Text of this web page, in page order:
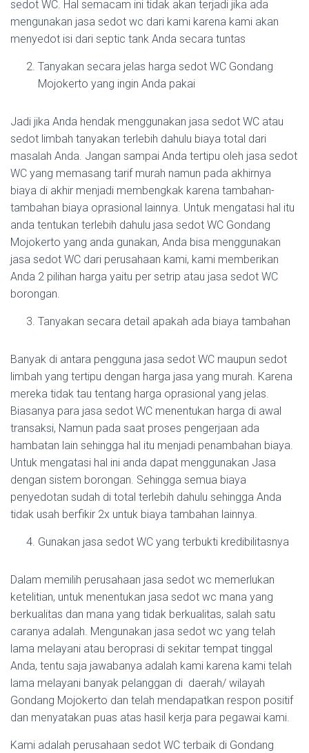
sedot WC. Hal semacam ini tidak akan terjadi jika ada
mengunakan jasa sedot wc dari kami karena kami akan
menyedot isi dari septic tank Anda secara tuntas
Tanyakan secara jelas harga sedot WC Gondang
Mojokerto yang ingin Anda pakai
Jadi jika Anda hendak menggunakan jasa sedot WC atau
sedot limbah tanyakan terlebih dahulu biaya total dari
masalah Anda. Jangan sampai Anda tertipu oleh jasa sedot
WC yang memasang tarif murah namun pada akhirnya
biaya di akhir menjadi membengkak karena tambahan-
tambahan biaya oprasional lainnya. Untuk mengatasi hal itu
anda tentukan terlebih dahulu jasa sedot WC Gondang
Mojokerto yang anda gunakan, Anda bisa menggunakan
jasa sedot WC dari perusahaan kami, kami memberikan
Anda 2 pilihan harga yaitu per setrip atau jasa sedot WC
borongan.
Tanyakan secara detail apakah ada biaya tambahan
Banyak di antara pengguna jasa sedot WC maupun sedot
limbah yang tertipu dengan harga jasa yang murah. Karena
mereka tidak tau tentang harga oprasional yang jelas.
Biasanya para jasa sedot WC menentukan harga di awal
transaksi, Namun pada saat proses pengerjaan ada
hambatan lain sehingga hal itu menjadi penambahan biaya.
Untuk mengatasi hal ini anda dapat menggunakan Jasa
dengan sistem borongan. Sehingga semua biaya
penyedotan sudah di total terlebih dahulu sehingga Anda
tidak usah berfikir 2x untuk biaya tambahan lainnya.
Gunakan jasa sedot WC yang terbukti kredibilitasnya
Dalam memilih perusahaan jasa sedot wc memerlukan
ketelitian, untuk menentukan jasa sedot wc mana yang
berkualitas dan mana yang tidak berkualitas, salah satu
caranya adalah. Mengunakan jasa sedot wc yang telah
lama melayani atau beroprasi di sekitar tempat tinggal
Anda, tentu saja jawabanya adalah kami karena kami telah
lama melayani banyak pelanggan di daerah/ wilayah
Gondang Mojokerto dan telah mendapatkan respon positif
dan menyatakan puas atas hasil kerja para pegawai kami.
Kami adalah perusahaan sedot WC terbaik di Gondang